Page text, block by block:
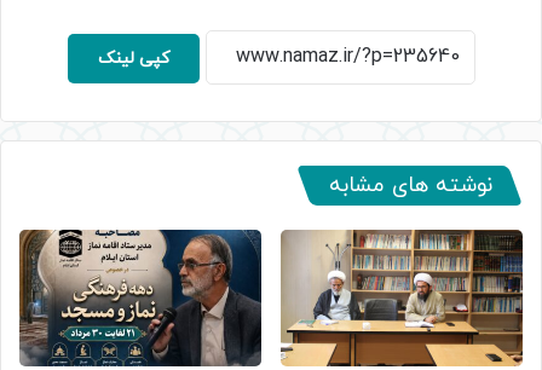
کپی لینک
نوشته های مشابه